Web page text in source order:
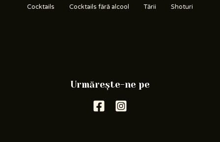
Cocktails
Cocktails fără alcool Tării Shoturi
Urmărește-ne pe